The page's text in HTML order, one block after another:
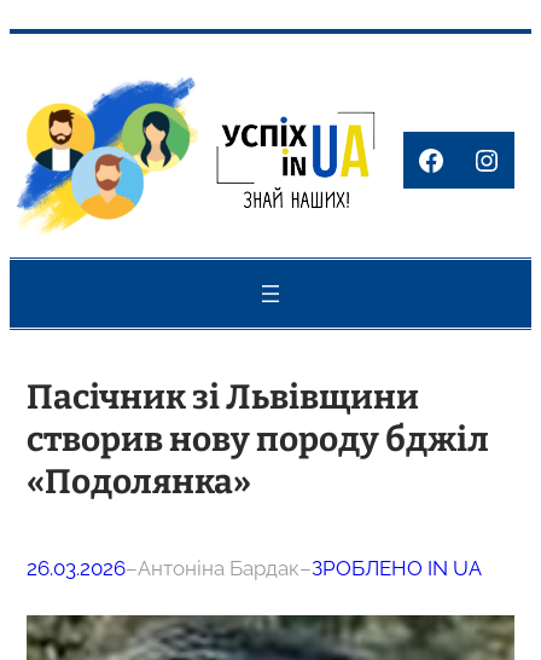
вмісту
Пасічник зі Львівщини
створив нову породу бджіл
«Подолянка»
26.03.2026–Антоніна Бардак–ЗРОБЛЕНО IN UA